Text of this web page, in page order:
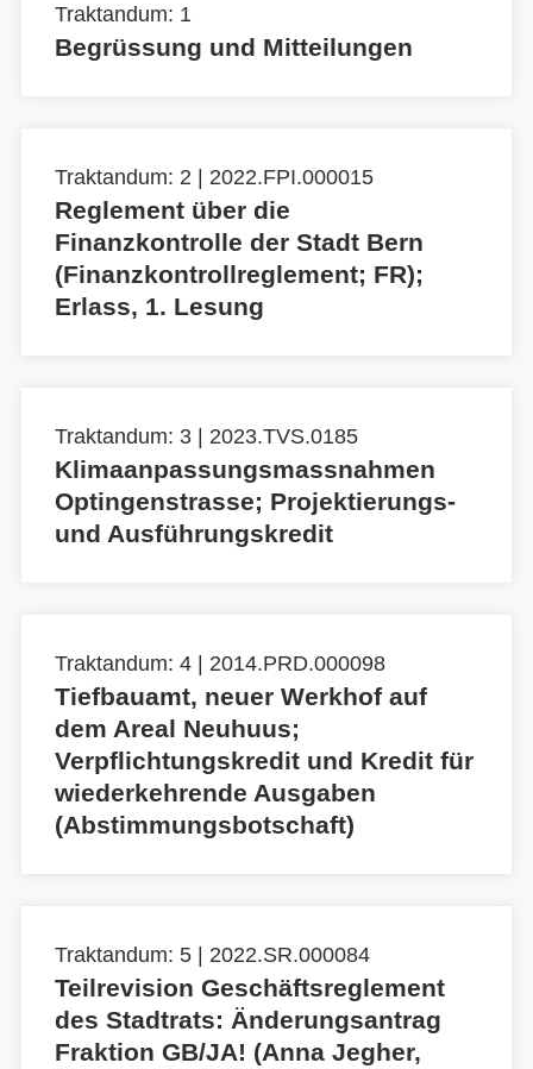
Traktandum: 1
Begrüssung und Mitteilungen
Traktandum: 2 | 2022.FPI.000015
Reglement über die
Finanzkontrolle der Stadt Bern
(Finanzkontrollreglement; FR);
Erlass, 1. Lesung
Traktandum: 3 | 2023.TVS.0185
Klimaanpassungsmassnahmen
Optingenstrasse; Projektierungs-
und Ausführungskredit
Traktandum: 4 | 2014.PRD.000098
Tiefbauamt, neuer Werkhof auf
dem Areal Neuhuus;
Verpflichtungskredit und Kredit für
wiederkehrende Ausgaben
(Abstimmungsbotschaft)
Traktandum: 5 | 2022.SR.000084
Teilrevision Geschäftsreglement
des Stadtrats: Änderungsantrag
Fraktion GB/JA! (Anna Jegher,